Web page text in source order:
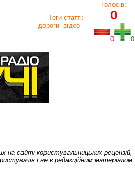
Теги статті:
дороги відео
Голосів:
0
0 0
на сайті користувальницьких рецензій,
і не є редакційним матеріалом